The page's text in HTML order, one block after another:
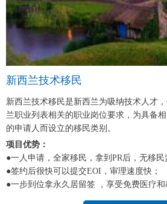
新西兰技术移民
新西兰技术移民是新西兰为吸纳技术人才
兰职业列表相关的职业岗位要求，为具备
的申请人而设立的移民类别。
项目优势：
●一人申请，全家移民，拿到PR后，无移民
●签约后很快可以提交EOI，审理速度快；
●一步到位拿永久居留签 ，享受免费医疗和